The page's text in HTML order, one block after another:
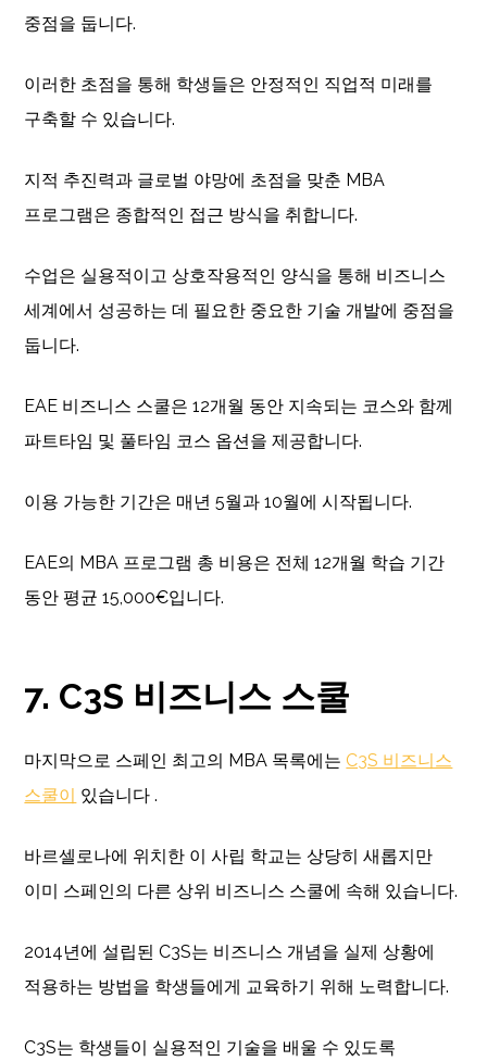
중점을 둡니다.
이러한 초점을 통해 학생들은 안정적인 직업적 미래를
구축할 수 있습니다.
지적 추진력과 글로벌 야망에 초점을 맞춘 MBA
프로그램은 종합적인 접근 방식을 취합니다.
수업은 실용적이고 상호작용적인 양식을 통해 비즈니스
세계에서 성공하는 데 필요한 중요한 기술 개발에 중점을
둡니다.
EAE 비즈니스 스쿨은 12개월 동안 지속되는 코스와 함께
파트타임 및 풀타임 코스 옵션을 제공합니다.
이용 가능한 기간은 매년 5월과 10월에 시작됩니다.
EAE의 MBA 프로그램 총 비용은 전체 12개월 학습 기간
동안 평균 15,000€입니다.
7. C3S 비즈니스 스쿨
마지막으로 스페인 최고의 MBA 목록에는 C3S 비즈니스
스쿨이 있습니다 .
바르셀로나에 위치한 이 사립 학교는 상당히 새롭지만
이미 스페인의 다른 상위 비즈니스 스쿨에 속해 있습니다.
2014년에 설립된 C3S는 비즈니스 개념을 실제 상황에
적용하는 방법을 학생들에게 교육하기 위해 노력합니다.
C3S는 학생들이 실용적인 기술을 배울 수 있도록